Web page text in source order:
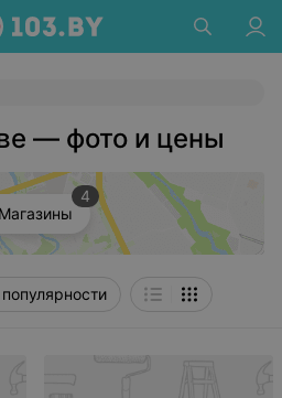
— фото и цены
Магазины
4